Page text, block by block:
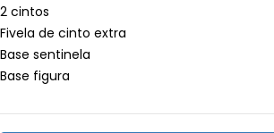
2 cintos
Fivela de cinto extra
Base sentinela
Base figura